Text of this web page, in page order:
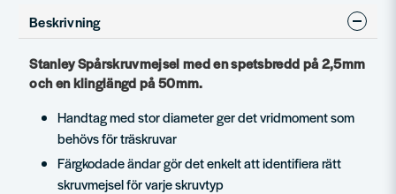
Beskrivning
Stanley Spårskruvmejsel med en spetsbredd på 2,5mm
och en klinglängd på 50mm.
Handtag med stor diameter ger det vridmoment som
behövs för träskruvar
Färgkodade ändar gör det enkelt att identifiera rätt
skruvmejsel för varje skruvtyp